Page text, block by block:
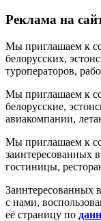
Реклама на
Мы приглашаем к
белорусских,
туроператоров,
Мы приглашаем к
белорусские,
авиакомпании,
Мы приглашаем к
заинтересованных
гостиницы,
Заинтересованных
с нами,
её страницу по